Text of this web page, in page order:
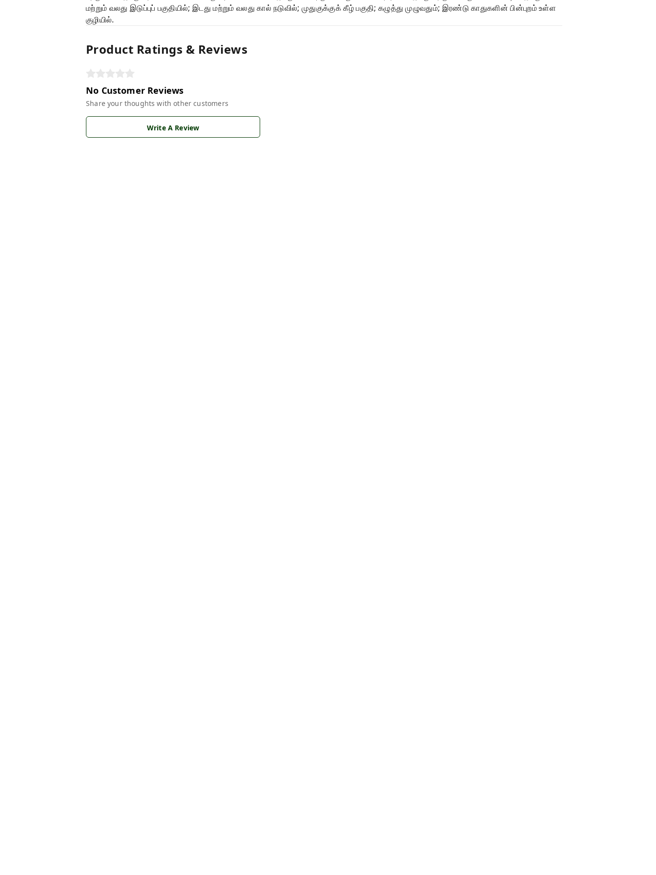
மற்றும் வலது இடுப்புப் பகுதியில்; இடது மற்றும் வலது கால் நடுவில்; முதுகுக்குக் கீழ் பகுதி; கழுத்து முழுவதும்; இரண்டு காதுகளின் பின்புறம் உள்ள
குழியில்.
Product Ratings & Reviews
No Customer Reviews
Share your thoughts with other customers
Write A Review